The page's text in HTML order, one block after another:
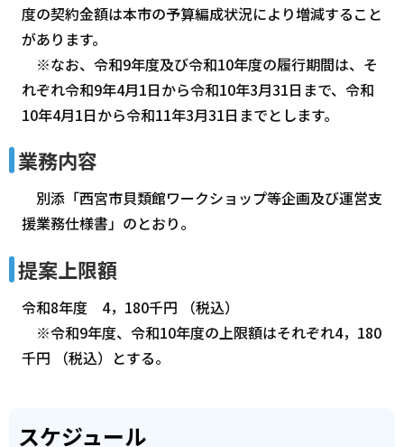
度の契約金額は本市の予算編成状況により増減すること
があります。
※なお、令和9年度及び令和10年度の履行期間は、そ
れぞれ令和9年4月1日から令和10年3月31日まで、令和
10年4月1日から令和11年3月31日までとします。
業務内容
別添「西宮市貝類館ワークショップ等企画及び運営支
援業務仕様書」のとおり。
提案上限額
令和8年度 4，180千円 （税込）
※令和9年度、令和10年度の上限額はそれぞれ4，180
千円 （税込）とする。
スケジュール